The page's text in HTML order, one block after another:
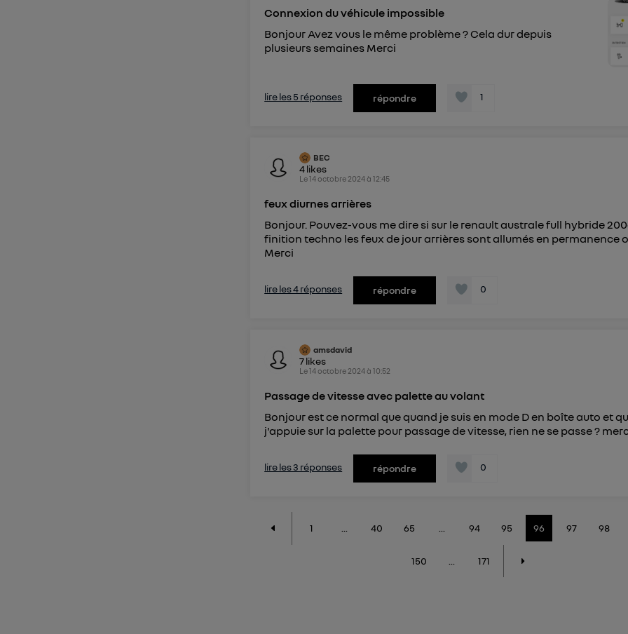
Connexion du véhicule impossible
Bonjour Avez vous le même problème ? Cela dur depuis
plusieurs semaines Merci
lire les 5 réponses répondre 1
BEC
4likes
Le14 octobre 2024à12:45
feux diurnes arrières
Bonjour. Pouvez-vous me dire si sur le renault australe full hybride
finition techno les feux de jour arrières sont allumés en permanence
Merci
lire les 4 réponses répondre 0
amsdavid
7likes
Le14 octobre 2024à10:52
Passage de vitesse avec palette au volant
Bonjour est ce normal que quand je suis en mode D en boîte auto et
j'appuie sur la palette pour passage de vitesse, rien ne se passe ?
lire les 3 réponses répondre 0
1 40 65 94 95 96 97 98
150 171